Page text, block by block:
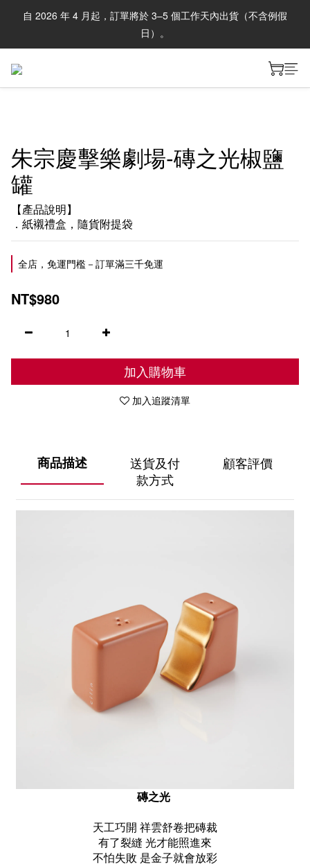
自 2026 年 4 月起，訂單將於 3–5 個工作天內出貨（不含例假
日）。
朱宗慶擊樂劇場-磚之光椒鹽
罐
【產品說明】
．紙襯禮盒，隨貨附提袋
全店，免運門檻－訂單滿三千免運
NT$980
加入購物車
加入追蹤清單
商品描述
送貨及付
款方式
顧客評價
磚之光
天工巧開 祥雲舒卷把磚裁
有了裂縫 光才能照進來
不怕失敗 是金子就會放彩